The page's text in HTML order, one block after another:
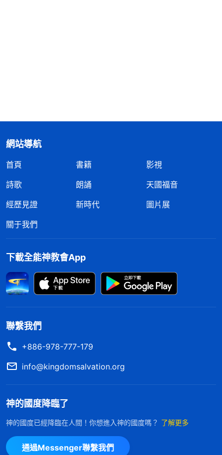
網站導航
首頁 書籍
影視
詩歌
朗誦
天國福音
經歷見證
新時代
圖片展
關于我們
下載全能神教會App
聯繫我們
+886-978-777-179
info@kingdomsalvation.org
神的國度降臨了
神的國度已經降臨在人間！你想進入神的國度嗎？ 了解更多
通過Messenger聯繫我們